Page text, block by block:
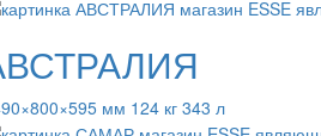
мм 124 кг 343 л